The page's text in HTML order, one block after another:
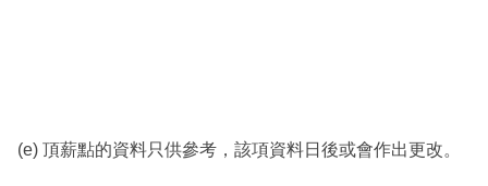
(e) 頂薪點的資料只供參考，該項資料日後或會作出更改。